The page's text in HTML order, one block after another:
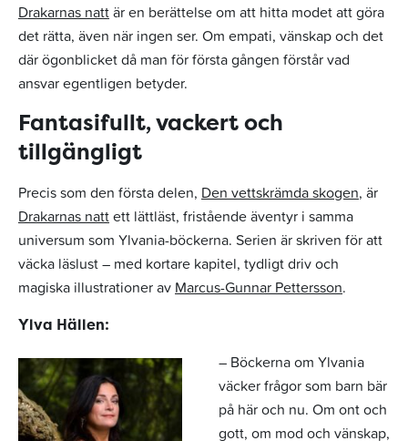
Drakarnas nattär en berättelse om att hitta modet att göra
det rätta, även när ingen ser. Om empati, vänskap och det
där ögonblicket då man för första gången förstår vad
ansvar egentligen betyder.
Fantasifullt, vackert och
tillgängligt
Precis som den första delen, Den vettskrämda skogen, är
Drakarnas nattett lättläst, fristående äventyr i samma
universum som Ylvania-böckerna. Serien är skriven för att
väcka läslust – med kortare kapitel, tydligt driv och
magiska illustrationer av Marcus-Gunnar Pettersson.
Ylva Hällen:
– Böckerna om Ylvania
väcker frågor som barn bär
på här och nu. Om ont och
gott, om mod och vänskap,